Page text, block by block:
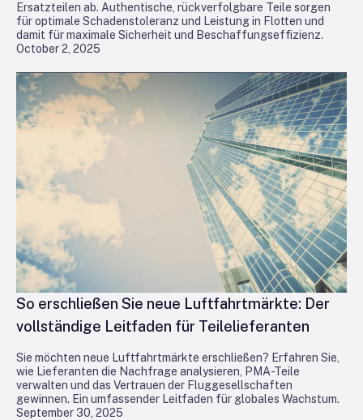
October 2, 2025
Ersatzteilen ab. Authentische, rückverfolgbare Teile sorgen
für optimale Schadenstoleranz und Leistung in Flotten und
damit für maximale Sicherheit und Beschaffungseffizienz.
September 30, 2025
So erschließen Sie neue Luftfahrtmärkte: Der
vollständige Leitfaden für Teilelieferanten
Sie möchten neue Luftfahrtmärkte erschließen? Erfahren Sie,
wie Lieferanten die Nachfrage analysieren, PMA-Teile
verwalten und das Vertrauen der Fluggesellschaften
gewinnen. Ein umfassender Leitfaden für globales Wachstum.